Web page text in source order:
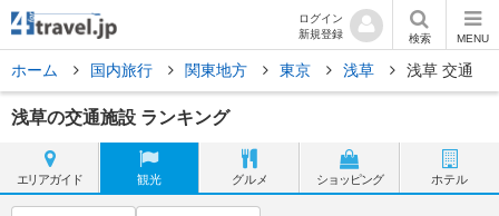
ログイン
新規登録
検索 MENU
ホーム 国内旅行 関東地方 東京 浅草 浅草 交通
浅草の交通施設 ランキング
エリアガイド 観光 グルメ ショッピング ホテル